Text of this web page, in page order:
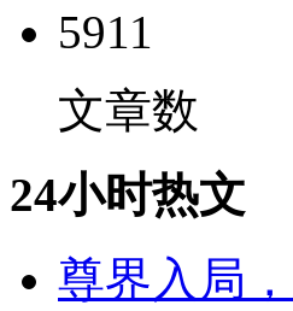
5911
文章数
24小时热文
尊界入局